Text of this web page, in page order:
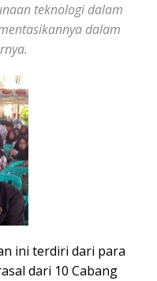
teknologi dalam
dalam
ini terdiri dari para
dari 10 Cabang